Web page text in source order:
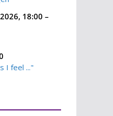
, 18:00 –
I feel ..."